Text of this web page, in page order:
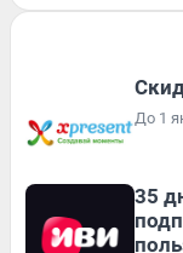
До 1
35